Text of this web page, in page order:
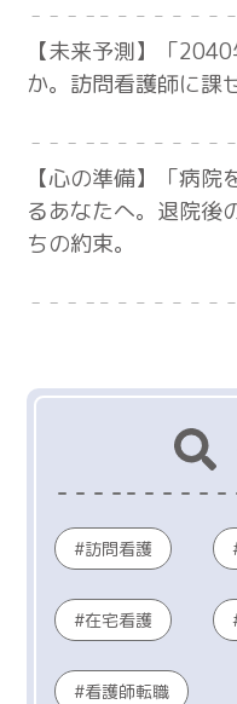
【未来予測】「
か。訪問看護師に課
【心の準備】「病
るあなたへ。退院後
ちの約束。
訪問看護
在宅看護
看護師転職